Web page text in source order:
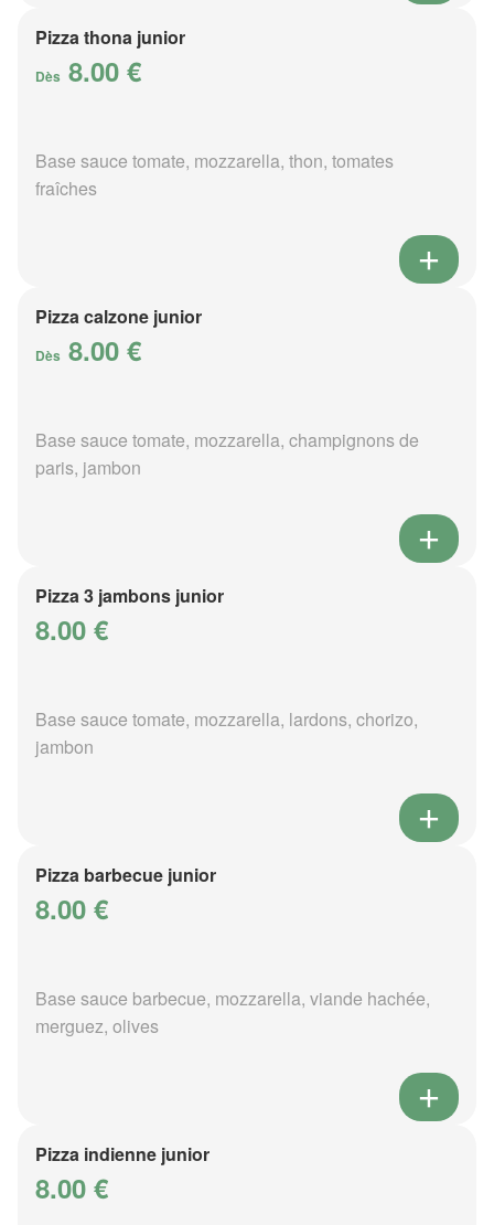
Pizza thona junior
Dès 8.00 €
Base sauce tomate, mozzarella, thon, tomates
fraîches
Pizza calzone junior
Dès 8.00 €
Base sauce tomate, mozzarella, champignons de
paris, jambon
Pizza 3 jambons junior
8.00 €
Base sauce tomate, mozzarella, lardons, chorizo,
jambon
Pizza barbecue junior
8.00 €
Base sauce barbecue, mozzarella, viande hachée,
merguez, olives
Pizza indienne junior
8.00 €